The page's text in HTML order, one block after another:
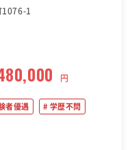
1076-1
円
者優遇 学歴不問